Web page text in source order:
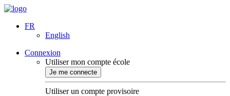
FR
English
Connexion
Utiliser mon compte école
Je me connecte
Utiliser un compte provisoire